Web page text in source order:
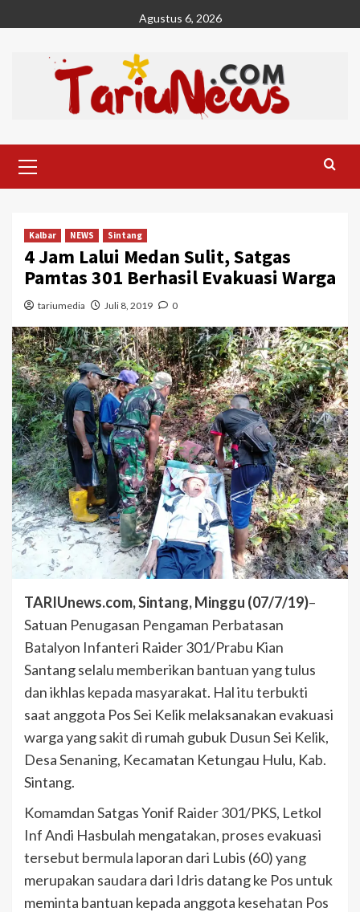
to
Agustus 6, 2026
Menu
Kalbar NEWS Sintang
4 Jam Lalui Medan Sulit, Satgas
Pamtas 301 Berhasil Evakuasi Warga
tariumedia Juli 8, 2019 0
TARIUnews.com, Sintang, Minggu (07/7/19)–
Satuan Penugasan Pengaman Perbatasan
Batalyon Infanteri Raider 301/Prabu Kian
Santang selalu memberikan bantuan yang tulus
dan ikhlas kepada masyarakat. Hal itu terbukti
saat anggota Pos Sei Kelik melaksanakan evakuasi
warga yang sakit di rumah gubuk Dusun Sei Kelik,
Desa Senaning, Kecamatan Ketungau Hulu, Kab.
Sintang.
Komamdan Satgas Yonif Raider 301/PKS, Letkol
Inf Andi Hasbulah mengatakan, proses evakuasi
tersebut bermula laporan dari Lubis (60) yang
merupakan saudara dari Idris datang ke Pos untuk
meminta bantuan kepada anggota kesehatan Pos